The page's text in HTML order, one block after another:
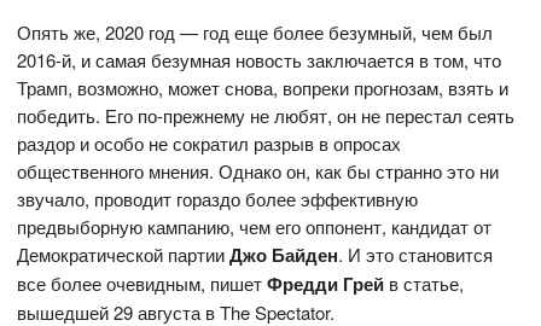
Опять же, 2020 год — год еще более безумный, чем был
2016-й, и самая безумная новость заключается в том, что
Трамп, возможно, может снова, вопреки прогнозам, взять и
победить. Его по-прежнему не любят, он не перестал сеять
раздор и особо не сократил разрыв в опросах
общественного мнения. Однако он, как бы странно это ни
звучало, проводит гораздо более эффективную
предвыборную кампанию, чем его оппонент, кандидат от
Демократической партииДжо Байден. И это становится
все более очевидным, пишетФредди Грей в статье,
вышедшей 29 августа в The Spectator.